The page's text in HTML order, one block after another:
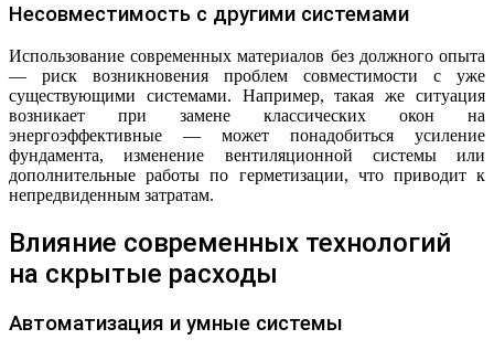
Несовместимость с другими системами
Использование современных материалов без должного опыта
— риск возникновения проблем совместимости с уже
существующими системами. Например, такая же ситуация
возникает при замене классических окон на
энергоэффективные — может понадобиться усиление
фундамента, изменение вентиляционной системы или
дополнительные работы по герметизации, что приводит к
непредвиденным затратам.
Влияние современных технологий
на скрытые расходы
Автоматизация и умные системы